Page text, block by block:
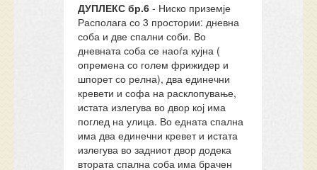
ДУПЛЕКС бр.6 - Ниско приземје
Располага со 3 простории: дневна
соба и две спални соби. Во
дневната соба се наоѓа кујна (
опремена со голем фрижидер и
шпорет со релна), два единечни
кревети и софа на расклопување,
истата излегува во двор кој има
поглед на улица. Во едната спална
има два единечни кревет и истата
излегува во задниот двор додека
втората спална соба има брачен